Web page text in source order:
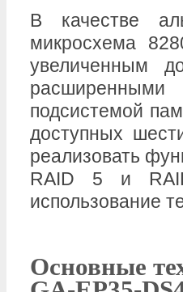
В качестве
микросхема
увеличенным
подсистемой
доступных
реализовать
RAID 5 и
использование
Основные